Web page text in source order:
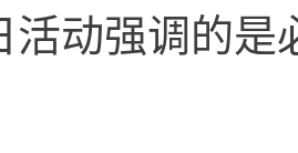
活动强调的